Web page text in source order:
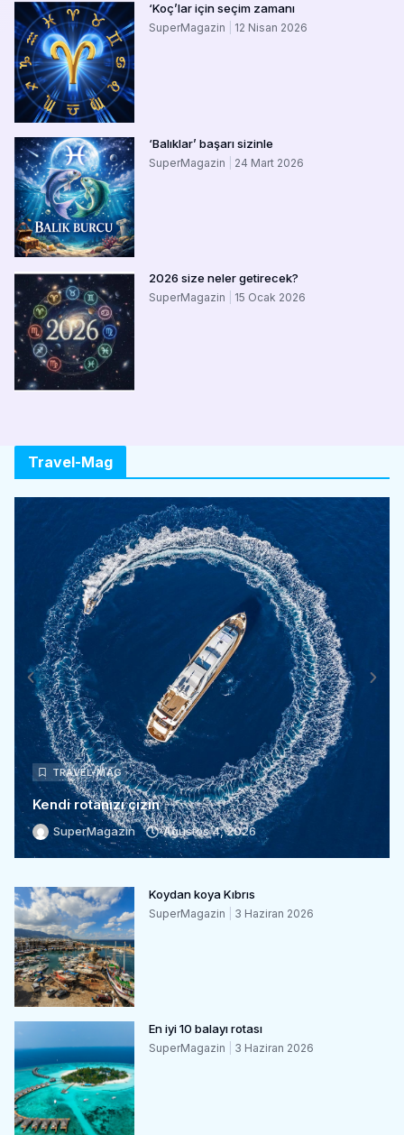
‘Koç’lar için seçim zamanı
SuperMagazin 12 Nisan 2026
‘Balıklar’ başarı sizinle
SuperMagazin 24 Mart 2026
2026 size neler getirecek?
SuperMagazin 15 Ocak 2026
Travel-Mag
TRAVEL-MAG
Kendi rotanızı çizin
SuperMagazin Ağustos 4, 2026
Koydan koya Kıbrıs
SuperMagazin 3 Haziran 2026
En iyi 10 balayı rotası
SuperMagazin 3 Haziran 2026